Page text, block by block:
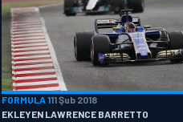
FORMULA 111 Şub 2018
EKLEYEN LAWRENCE BARRETTO